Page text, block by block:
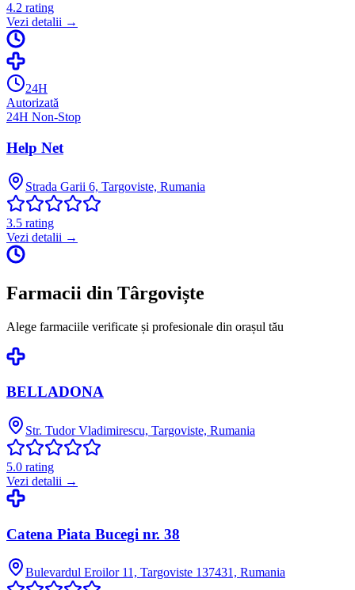
4.2 rating
Vezi detalii →
24H
Autorizată
24H Non-Stop
Help Net
Strada Garii 6, Targoviste, Rumania
3.5 rating
Vezi detalii →
Farmacii din Târgoviște
Alege farmaciile verificate și profesionale din orașul tău
BELLADONA
Str. Tudor Vladimirescu, Targoviste, Rumania
5.0 rating
Vezi detalii →
Catena Piata Bucegi nr. 38
Bulevardul Eroilor 11, Targoviste 137431, Rumania